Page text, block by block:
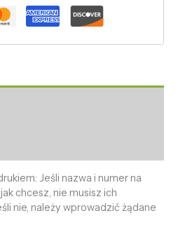
Jeśli nazwa i numer na
chcesz, nie musisz ich
nie, należy wprowadzić żądane